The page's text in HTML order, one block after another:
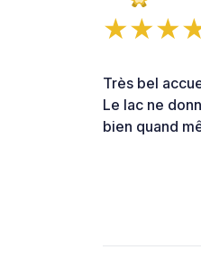
Très bel
Le lac ne
bien quand